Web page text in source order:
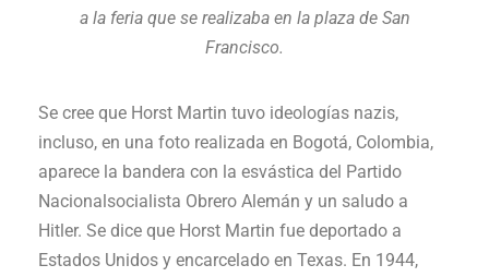
a la feria que se realizaba en la plaza de San
Francisco.
Se cree que Horst Martin tuvo ideologías nazis,
incluso, en una foto realizada en Bogotá, Colombia,
aparece la bandera con la esvástica del Partido
Nacionalsocialista Obrero Alemán y un saludo a
Hitler. Se dice que Horst Martin fue deportado a
Estados Unidos y encarcelado en Texas. En 1944,